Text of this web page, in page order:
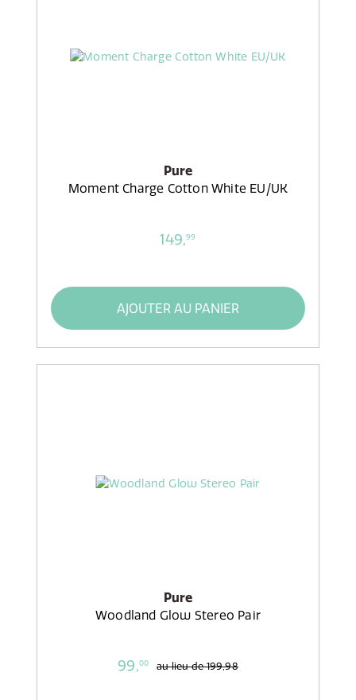
Pure
Moment Charge Cotton White EU/UK
149,99
AJOUTER AU PANIER
Pure
Woodland Glow Stereo Pair
99,00 au lieu de199,98